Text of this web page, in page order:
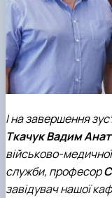
І на завершення
Ткачук Вадим
військово-
служби, професор
завідувач нашої